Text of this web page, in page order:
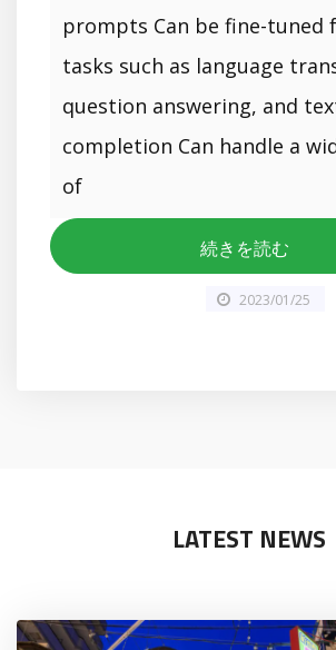
prompts Can be fine-tuned
tasks such as language
question answering, and
completion Can handle a
of
続きを読む
2023/01/25
LATEST NEWS